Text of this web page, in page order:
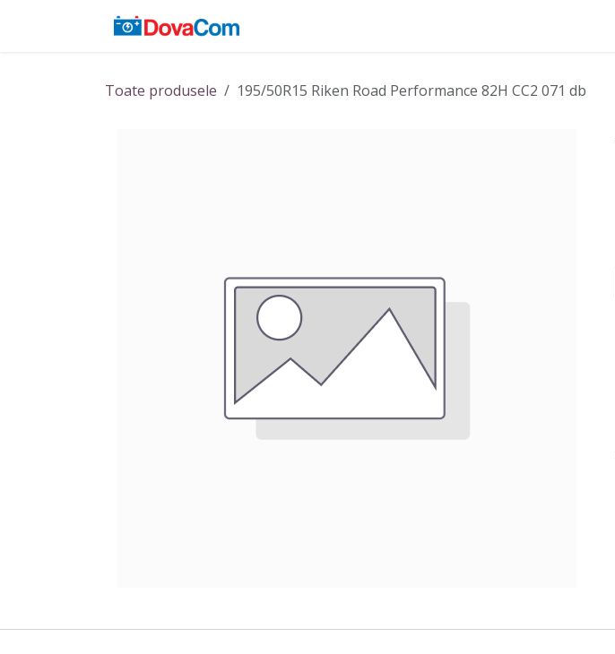
Toate produsele 195/50R15 Riken Road Performance 82H CC2 071 db